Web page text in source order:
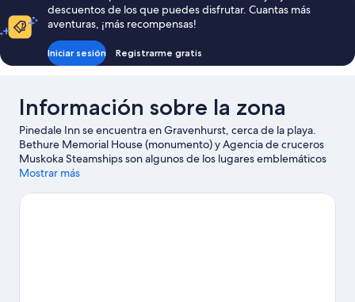
lago
no
fumadores,
al
descuentos de los que puedes disfrutar. Cuantas más
aventuras, ¡más recompensas!
Iniciar sesión Registrarme gratis
Información sobre la zona
Pinedale Inn se encuentra en Gravenhurst, cerca de la playa.
Bethure Memorial House (monumento) y Agencia de cruceros
Muskoka Steamships son algunos de los lugares emblemáticos
de la región, donde también puedes acercarte a Club de golf
Santa's Village y Muskoka Boat Heritage Centre también
Mostrar más